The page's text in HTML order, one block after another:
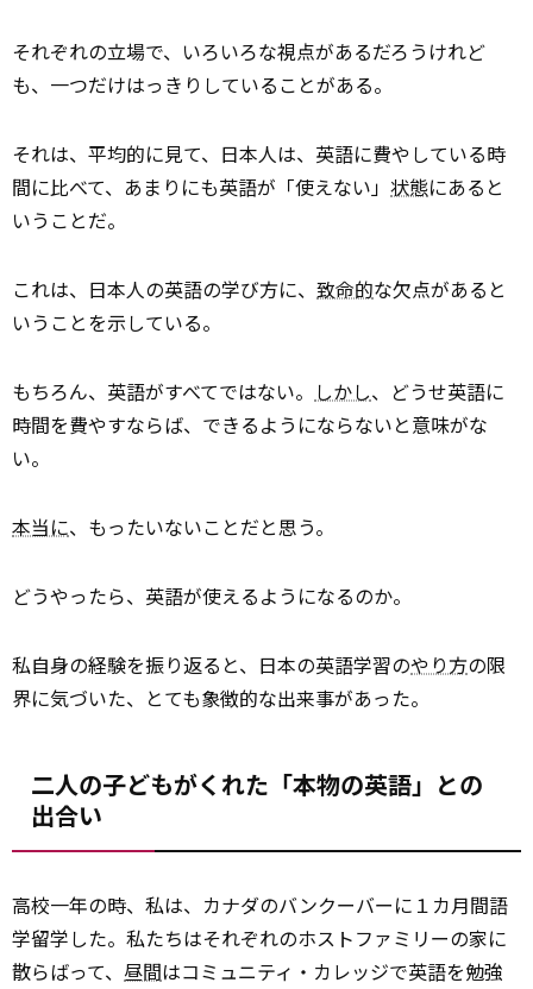
それぞれの立場で、いろいろな視点があるだろうけれど
も、一つだけはっきりしていることがある。
それは、平均的に見て、日本人は、英語に費やしている時
間に比べて、あまりにも英語が「使えない」 状態にあると
いうことだ。
これは、日本人の英語の学び方に、 致命的な欠点があると
いうことを示している。
もちろん、英語がすべてではない。 しかし、どうせ英語に
時間を費やすならば、できるようにならないと意味がな
い。
本当に、もったいないことだと思う。
どうやったら、英語が使えるようになるのか。
私自身の経験を振り返ると、日本の英語学習のやり方の限
界に気づいた、とても象徴的な出来事があった。
二人の子どもがくれた「本物の英語」との
出合い
高校一年の時、私は、カナダのバンクーバーに１カ月間語
学留学した。私たちはそれぞれのホストファミリーの家に
散らばって、 昼間はコミュニティ・カレッジで英語を勉強